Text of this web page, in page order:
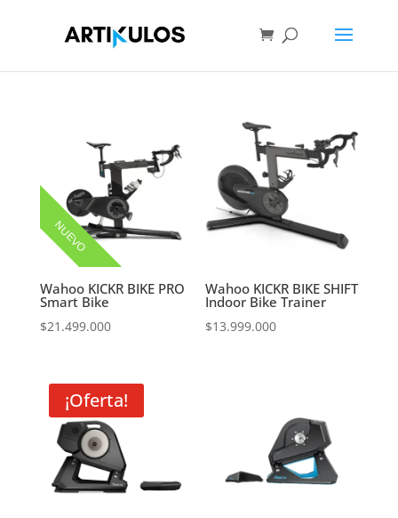
NUEVO
Wahoo KICKR BIKE PRO
Smart Bike
$21.499.000
Wahoo KICKR BIKE SHIFT
Indoor Bike Trainer
$13.999.000
¡Oferta!